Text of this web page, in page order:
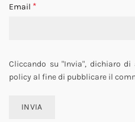
Email *
Cliccando su "Invia", dichiaro
policy al fine di pubblicare il